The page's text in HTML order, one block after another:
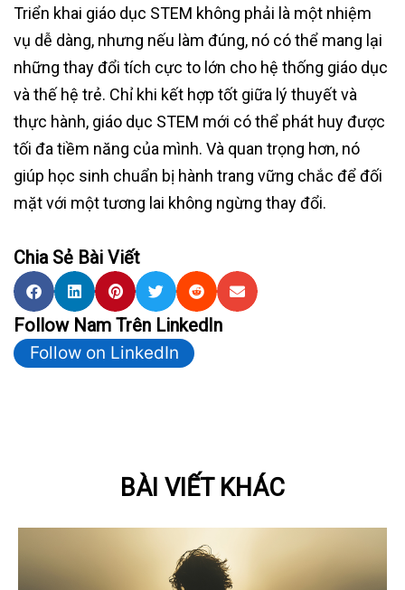
Triển khai giáo dục STEM không phải là một nhiệm
vụ dễ dàng, nhưng nếu làm đúng, nó có thể mang lại
những thay đổi tích cực to lớn cho hệ thống giáo dục
và thế hệ trẻ. Chỉ khi kết hợp tốt giữa lý thuyết và
thực hành, giáo dục STEM mới có thể phát huy được
tối đa tiềm năng của mình. Và quan trọng hơn, nó
giúp học sinh chuẩn bị hành trang vững chắc để đối
mặt với một tương lai không ngừng thay đổi.
Chia Sẻ Bài Viết
Follow Nam Trên LinkedIn
Follow on LinkedIn
BÀI VIẾT KHÁC